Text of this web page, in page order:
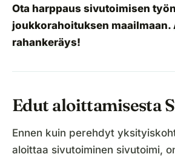
Ota harppaus sivutoimisen
joukkorahoituksen maailmaan.
rahankeräys!
Edut aloittamisesta
Ennen kuin perehdyt
aloittaa sivutoiminen sivutoimi,